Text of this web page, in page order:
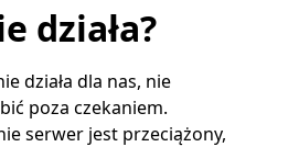
działa?
działa dla nas, nie
poza czekaniem.
serwer jest przeciążony,